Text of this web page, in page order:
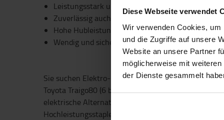
Diese Webseite verwendet
Wir verwenden Cookies,
und die Zugriffe auf unsere
Website an unsere Partner
möglicherweise mit
der Dienste gesammelt
Leistungsstark und energieeffizient
Zuverlässig auch unter schwierigen Bedingungen
Hohe Hubleistung
Wendig und sicher beim Manövrieren
Sie suchen Elektro-Gabelstapler mit hoher
Toyota Traigo80 (6 bis 8 Tonnen) ist die
elektrische Alternative zu verbrennungsmotorisch
Hochleistungsstaplern. Diese Baureihe wurde für